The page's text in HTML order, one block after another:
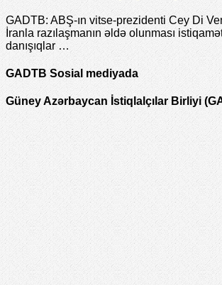
GADTB: ABŞ-ın vitse-prezidenti Cey Di
İranla razılaşmanın əldə olunması
danışıqlar …
GADTB Sosial mediyada
Güney Azərbaycan İstiqlalçılar Birliyi